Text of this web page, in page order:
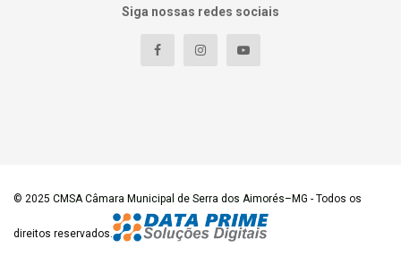
Siga nossas redes sociais
© 2025 CMSA Câmara Municipal de Serra dos Aimorés–MG - Todos os
direitos reservados.